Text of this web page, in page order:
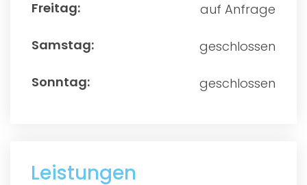
auf Anfrage
geschlossen
geschlossen
Leistungen